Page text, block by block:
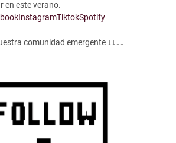
en este verano.
InstagramTiktokSpotify
comunidad emergente ↓↓↓↓